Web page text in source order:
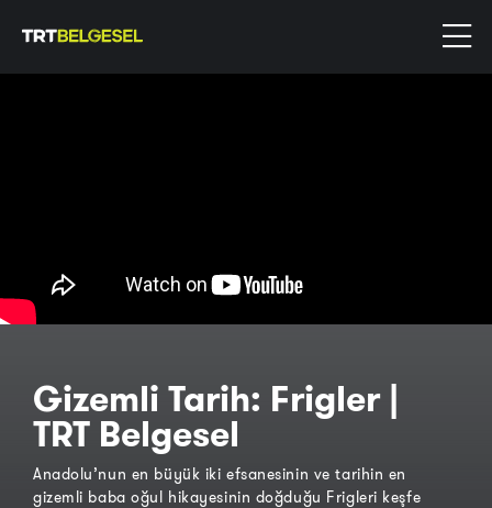
Gizemli Tarih: Frigler |
TRT Belgesel
Anadolu’nun en büyük iki efsanesinin ve tarihin en
gizemli baba oğul hikayesinin doğduğu Frigleri keşfe